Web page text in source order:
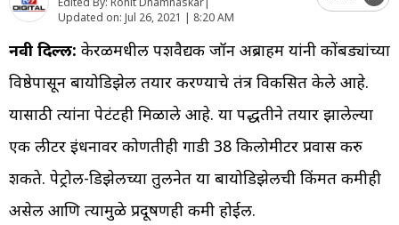
Updated on: Jul 26, 2021 | 8:20 AM
नवी दिल्ली: केरळमधील पशुवैद्यक जॉन अब्राहम यांनी कोंबड्यांच्या
विष्ठेपासून बायोडिझेल तयार करण्याचे तंत्र विकसित केले आहे.
यासाठी त्यांना पेटंटही मिळाले आहे. या पद्धतीने तयार झालेल्या
एक लीटर इंधनावर कोणतीही गाडी 38 किलोमीटर प्रवास करु
शकते. पेट्रोल-डिझेलच्या तुलनेत या बायोडिझेलची किंमत कमीही
असेल आणि त्यामुळे प्रदूषणही कमी होईल.